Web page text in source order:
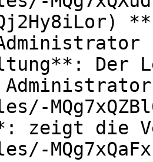
Der
zeigt die